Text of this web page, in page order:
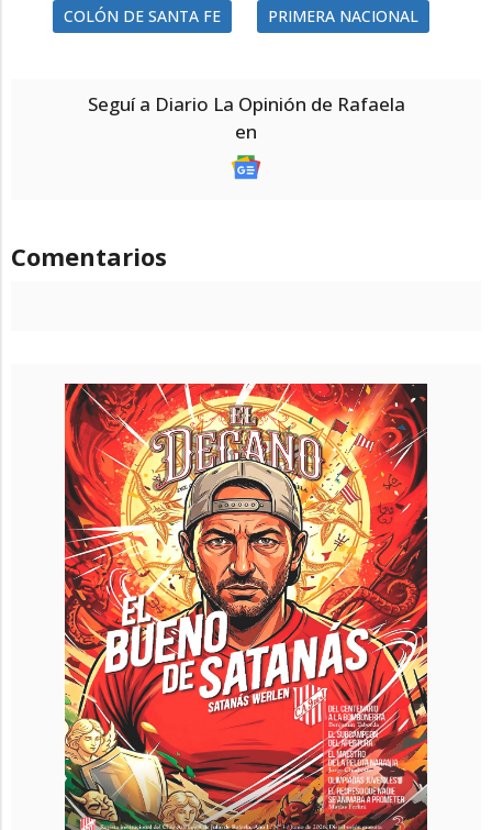
COLÓN DE SANTA FE PRIMERA NACIONAL
Seguí a Diario La Opinión de Rafaela
en
Comentarios